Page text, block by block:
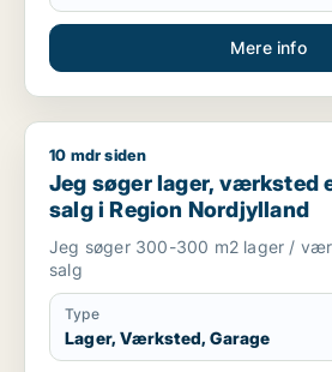
Mere info
Jeg søger lager, værksted eller
10 mdr siden
Jeg søger lager, værksted
salg i Region Nordjylland
Jeg søger 300-300 m2 lager /
salg
Type
Lager, Værksted, Garage